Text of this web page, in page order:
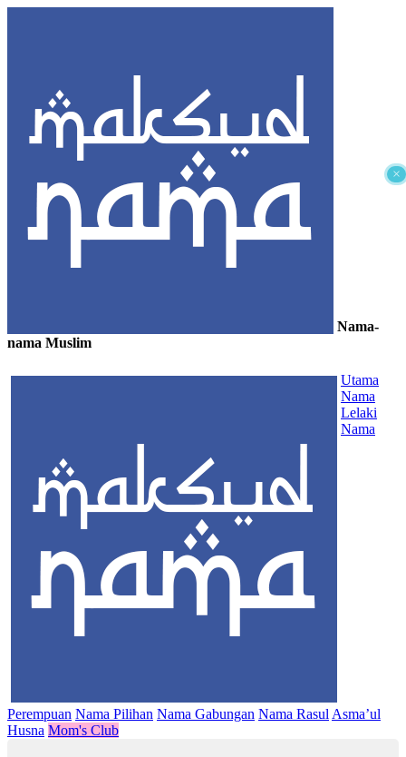
×
Nama-
nama Muslim
Utama
Nama
Lelaki
Nama
Perempuan Nama Pilihan Nama Gabungan Nama Rasul Asma’ul
Husna Mom's Club